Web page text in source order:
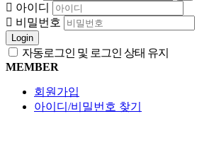
아이디
비밀번호
Login
자동로그인 및 로그인 상태 유지
MEMBER
회원가입
아이디/비밀번호 찾기